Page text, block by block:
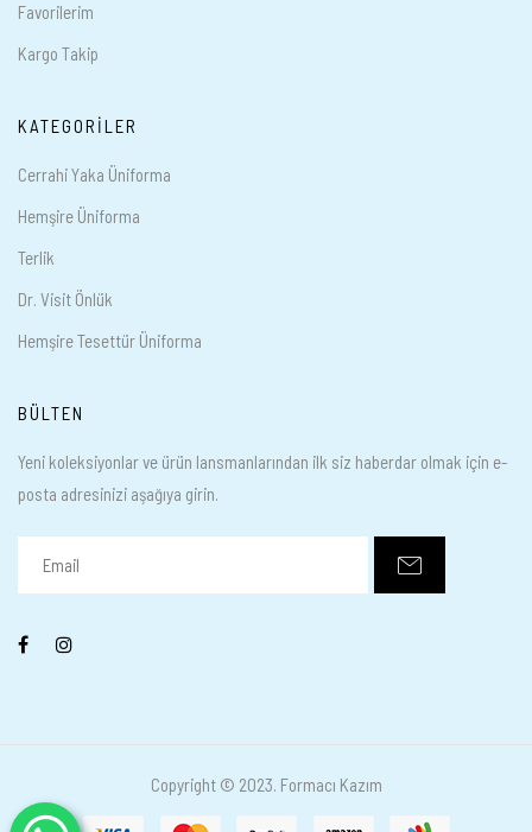
Favorilerim
Kargo Takip
KATEGORILER
Cerrahi Yaka Üniforma
Hemşire Üniforma
Terlik
Dr. Visit Önlük
Hemşire Tesettür Üniforma
BÜLTEN
Yeni koleksiyonlar ve ürün lansmanlarından ilk siz haberdar olmak için e-
posta adresinizi aşağıya girin.
Copyright © 2023. Formacı Kazım